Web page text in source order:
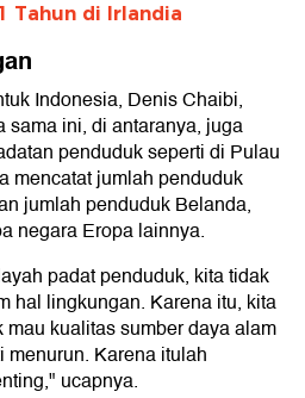
Tahun di Irlandia
Indonesia, Denis Chaibi,
sama ini, di antaranya, juga
penduduk seperti di Pulau
mencatat jumlah penduduk
jumlah penduduk Belanda,
negara Eropa lainnya.
padat penduduk, kita tidak
hal lingkungan. Karena itu, kita
kualitas sumber daya alam
Karena itulah
ucapnya.